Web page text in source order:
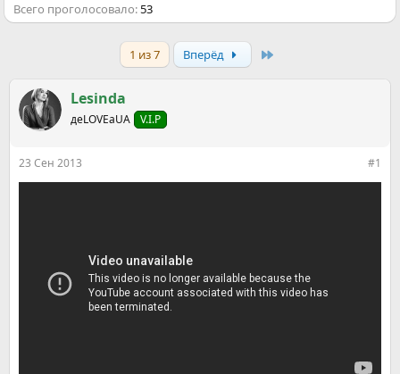
Всего проголосовало 53
1 из 7 Вперёд
Lesinda
деLOVEаUA V.I.P
23 Сен 2013 #1